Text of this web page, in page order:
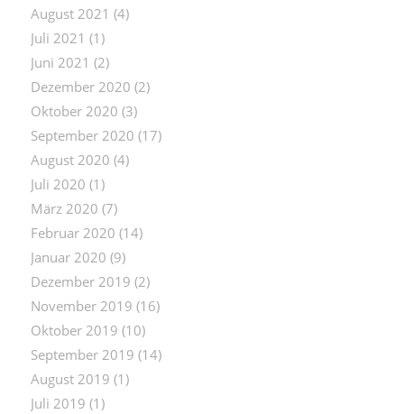
August 2021 (4)
Juli 2021 (1)
Juni 2021 (2)
Dezember 2020 (2)
Oktober 2020 (3)
September 2020 (17)
August 2020 (4)
Juli 2020 (1)
März 2020 (7)
Februar 2020 (14)
Januar 2020 (9)
Dezember 2019 (2)
November 2019 (16)
Oktober 2019 (10)
September 2019 (14)
August 2019 (1)
Juli 2019 (1)